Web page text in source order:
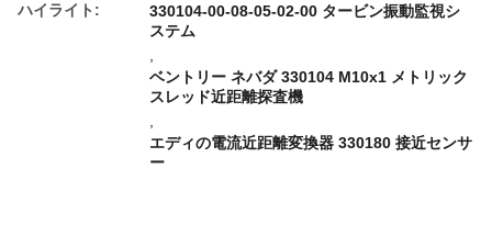
ハイライト:
330104-00-08-05-02-00 タービン振動監視シ
ステム
ベントリー ネバダ 330104 M10x1 メトリック
スレッド近距離探査機
エディの電流近距離変換器 330180 接近センサ
ー